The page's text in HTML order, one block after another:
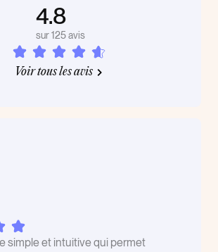
4.8
sur 125 avis
Voir tous les avis
simple et intuitive qui permet